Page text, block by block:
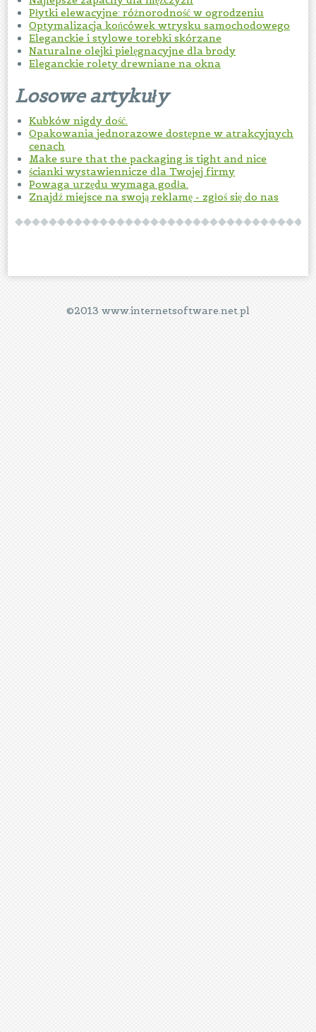
Płytki elewacyjne: różnorodność w ogrodzeniu
Optymalizacja końcówek wtrysku samochodowego
Eleganckie i stylowe torebki skórzane
Naturalne olejki pielęgnacyjne dla brody
Eleganckie rolety drewniane na okna
Losowe artykuły
Kubków nigdy dość.
Opakowania jednorazowe dostępne w atrakcyjnych
cenach
Make sure that the packaging is tight and nice
ścianki wystawiennicze dla Twojej firmy
Powaga urzędu wymaga godła.
Znajdź miejsce na swoją reklamę - zgłoś się do nas
©2013 www.internetsoftware.net.pl